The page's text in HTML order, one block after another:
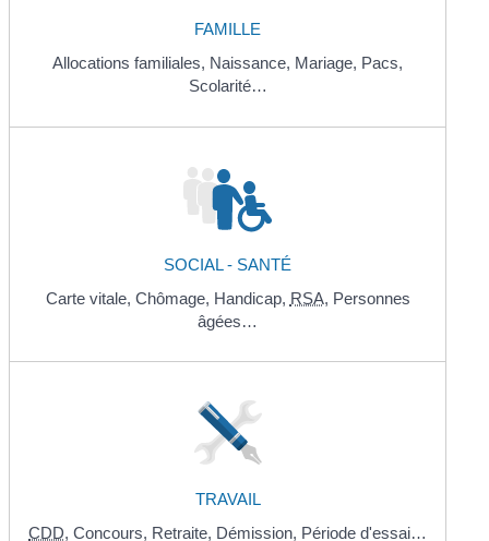
FAMILLE
Allocations familiales, Naissance, Mariage, Pacs,
Scolarité…
SOCIAL - SANTÉ
Carte vitale, Chômage, Handicap, RSA, Personnes
âgées…
TRAVAIL
CDD, Concours, Retraite, Démission, Période d'essai…